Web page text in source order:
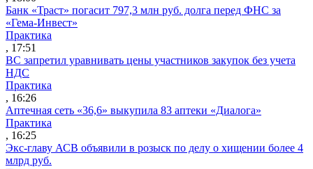
Банк «Траст» погасит 797,3 млн руб. долга перед ФНС за
«Гема-Инвест»
Практика
, 17:51
ВС запретил уравнивать цены участников закупок без учета
НДС
Практика
, 16:26
Аптечная сеть «36,6» выкупила 83 аптеки «Диалога»
Практика
, 16:25
Экс-главу АСВ объявили в розыск по делу о хищении более 4
млрд руб.